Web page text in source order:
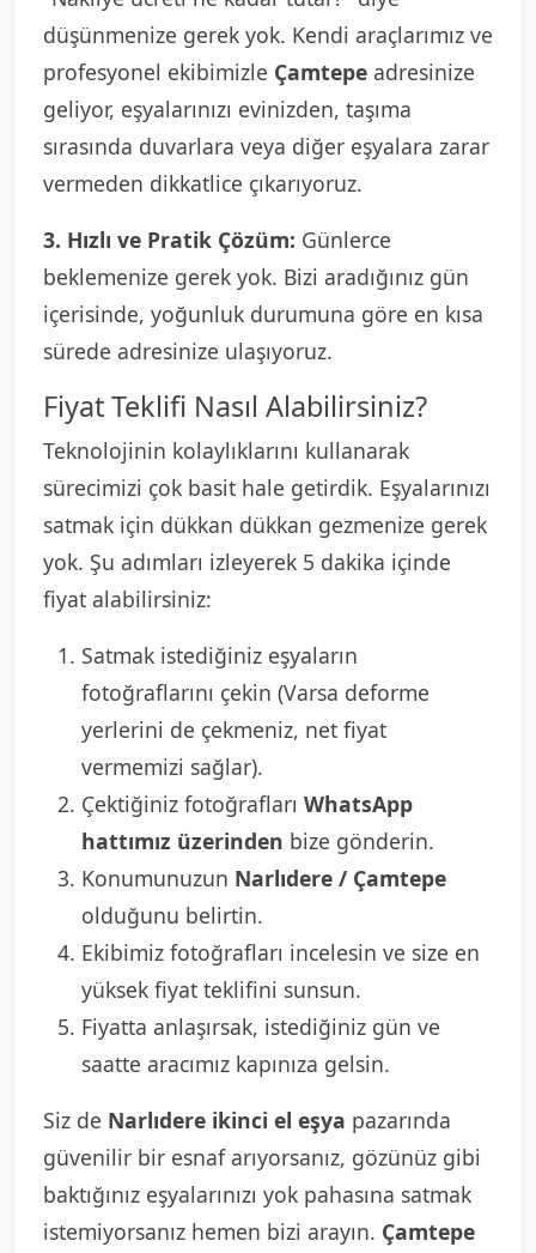
düşünmenize gerek yok. Kendi araçlarımız ve
profesyonel ekibimizle Çamtepe adresinize
geliyor, eşyalarınızı evinizden, taşıma
sırasında duvarlara veya diğer eşyalara zarar
vermeden dikkatlice çıkarıyoruz.
3. Hızlı ve Pratik Çözüm: Günlerce
beklemenize gerek yok. Bizi aradığınız gün
içerisinde, yoğunluk durumuna göre en kısa
sürede adresinize ulaşıyoruz.
Fiyat Teklifi Nasıl Alabilirsiniz?
Teknolojinin kolaylıklarını kullanarak
sürecimizi çok basit hale getirdik. Eşyalarınızı
satmak için dükkan dükkan gezmenize gerek
yok. Şu adımları izleyerek 5 dakika içinde
fiyat alabilirsiniz:
Satmak istediğiniz eşyaların
fotoğraflarını çekin (Varsa deforme
yerlerini de çekmeniz, net fiyat
vermemizi sağlar).
Çektiğiniz fotoğrafları WhatsApp
hattımız üzerinden bize gönderin.
Konumunuzun Narlıdere / Çamtepe
olduğunu belirtin.
Ekibimiz fotoğrafları incelesin ve size en
yüksek fiyat teklifini sunsun.
Fiyatta anlaşırsak, istediğiniz gün ve
saatte aracımız kapınıza gelsin.
Siz de Narlıdere ikinci el eşya pazarında
güvenilir bir esnaf arıyorsanız, gözünüz gibi
baktığınız eşyalarınızı yok pahasına satmak
istemiyorsanız hemen bizi arayın. Çamtepe